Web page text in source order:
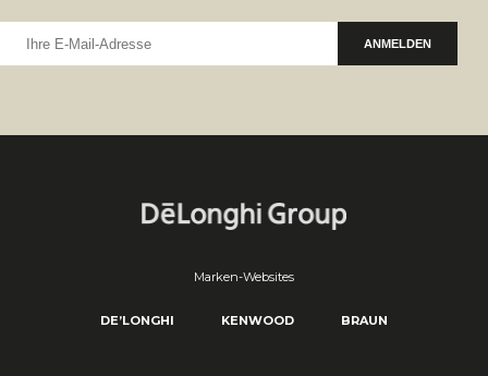
ANMELDEN
Marken-Websites
DE’LONGHI KENWOOD BRAUN